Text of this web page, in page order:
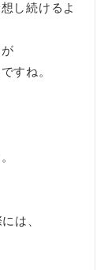
し続けるよ
すね。
は、